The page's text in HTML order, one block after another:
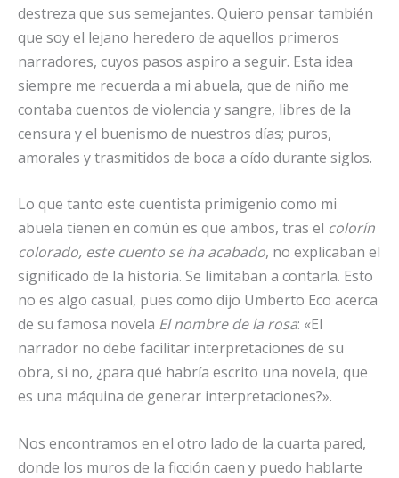
destreza que sus semejantes. Quiero pensar también
que soy el lejano heredero de aquellos primeros
narradores, cuyos pasos aspiro a seguir. Esta idea
siempre me recuerda a mi abuela, que de niño me
contaba cuentos de violencia y sangre, libres de la
censura y el buenismo de nuestros días; puros,
amorales y trasmitidos de boca a oído durante siglos.
Lo que tanto este cuentista primigenio como mi
abuela tienen en común es que ambos, tras el colorín
colorado, este cuento se ha acabado, no explicaban el
significado de la historia. Se limitaban a contarla. Esto
no es algo casual, pues como dijo Umberto Eco acerca
de su famosa novela El nombre de la rosa: «El
narrador no debe facilitar interpretaciones de su
obra, si no, ¿para qué habría escrito una novela, que
es una máquina de generar interpretaciones?».
Nos encontramos en el otro lado de la cuarta pared,
donde los muros de la ficción caen y puedo hablarte